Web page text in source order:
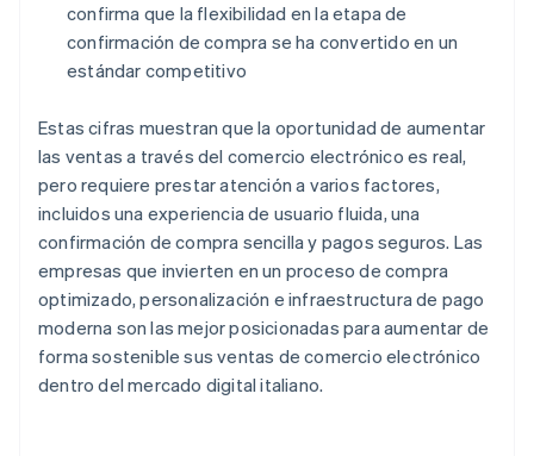
confirma que la flexibilidad en la etapa de
confirmación de compra se ha convertido en un
estándar competitivo
Estas cifras muestran que la oportunidad de aumentar
las ventas a través del comercio electrónico es real,
pero requiere prestar atención a varios factores,
incluidos una experiencia de usuario fluida, una
confirmación de compra sencilla y pagos seguros. Las
empresas que invierten en un proceso de compra
optimizado, personalización e infraestructura de pago
moderna son las mejor posicionadas para aumentar de
forma sostenible sus ventas de comercio electrónico
dentro del mercado digital italiano.